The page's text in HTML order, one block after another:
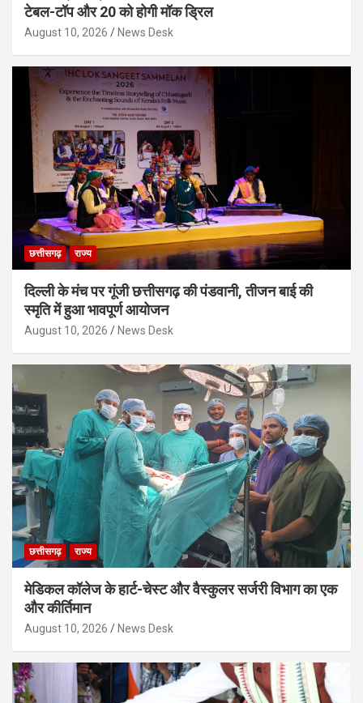
टेबल-टॉप और 20 को होगी मॉक ड्रिल
August 10, 2026 News Desk
छत्तीसगढ़ राज्य
दिल्ली के मंच पर गूंजी छत्तीसगढ़ की पंडवानी, तीजन बाई की
स्मृति में हुआ भावपूर्ण आयोजन
August 10, 2026 News Desk
छत्तीसगढ़ राज्य
मेडिकल कॉलेज के हार्ट-चेस्ट और वैस्कुलर सर्जरी विभाग का एक
और कीर्तिमान
August 10, 2026 News Desk